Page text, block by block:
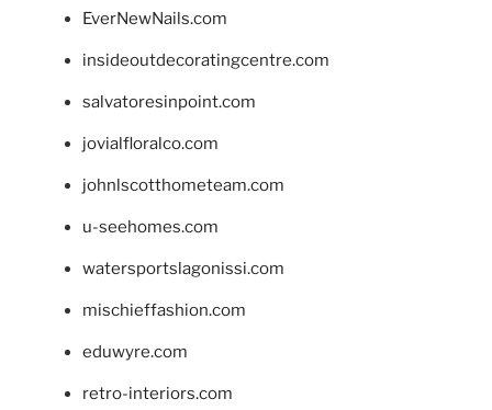
EverNewNails.com
insideoutdecoratingcentre.com
salvatoresinpoint.com
jovialfloralco.com
johnlscotthometeam.com
u-seehomes.com
watersportslagonissi.com
mischieffashion.com
eduwyre.com
retro-interiors.com